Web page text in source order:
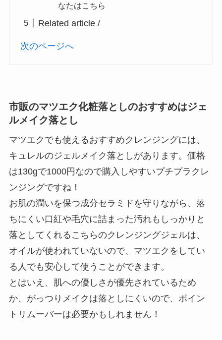
なたはこちら
Related article /
次のページへ
市販のマツエク化粧落としのおすすめはジェ
ルメイク落とし
マツエクでも使えるおすすめクレンジングには、
キュレルのジェルメイク落としがあります。価格
は130gで1000円なので購入しやすいプチプラクレ
ンジングですね！
お肌の潤いを保つ成分セラミドを守りながら、落
ちにくい口紅や毛穴に詰まった汚れもしっかりと
落としてくれるこちらのクレンジングジェルは、
オイルが使われていないので、マツエクをしてい
る人でも安心して使うことができます。
とはいえ、肌への優しさが優先されているため
か、がっつりメイクは落としにくいので、ポイン
トリムーバーは必要かもしれません！